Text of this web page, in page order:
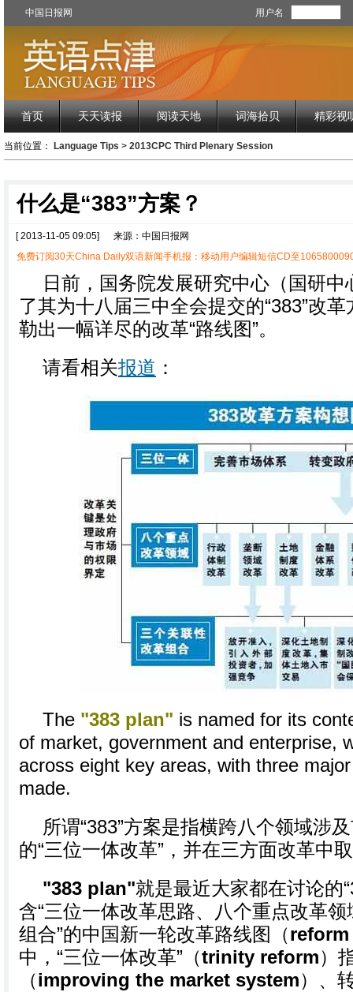
中国日报网 用户名
首页 天天读报 阅读天地 词海拾贝 精彩视
当前位置： Language Tips > 2013CPC Third Plenary Session
什么是“383”方案？
[ 2013-11-05 09:05]
来源：中国日报网
免费订阅30天China Daily双语新闻手机报：移动用户编辑短信CD至
日前，国务院发展研究中心（国研
了其为十八届三中全会提交的“383”改
勒出一幅详尽的改革“路线图”。
请看相关报道 ：
The "383 plan" is named for its
of market, government and enterprise,
across eight key areas, with three
made.
所谓“383”方案是指横跨八个领域涉
的“三位一体改革”，并在三方面改革中
"383 plan"就是最近大家都在讨论的
含“三位一体改革思路、八个重点改革
组合”的中国新一轮改革路线图（
中，“三位一体改革”（trinity reform）
（improving the market system）、